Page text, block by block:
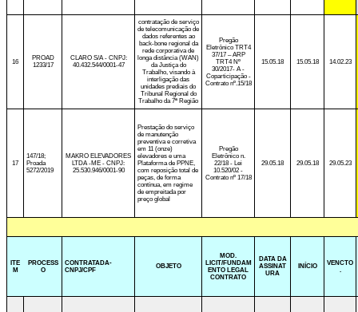
16
PROAD
1233/17
CLARO S/A - CNPJ:
40.432.544/0001-47
contratação de serviço
de telecomunicação de
dados referentes ao
back-bone regional da
rede corporativa de
longa distância (WAN)
da Justiça do
Trabalho, visando à
interligação das
unidades prediais do
Tribunal Regional do
Trabalho da 7ª Região
Pregão
Eletrônico TRT4
37/17 – ARP
TRT4 Nº
30/2017- A -
Coparticipação -
Contrato nº.15/18
15.05.18 15.05.18 14.02.23
17
147/18;
Proada
5272/2019
MAKRO ELEVADORES
LTDA -ME - CNPJ:
25.530.946/0001-90
Prestação do serviço
de manutenção
preventiva e corretiva
em 11 (onze)
elevadores e uma
Plataforma de PPNE,
com reposição total de
peças, de forma
contínua, em regime
de empreitada por
preço global
Pregão
Eletrônico n.
22/18 - Lei
10.520/02 -
Contrato nº 17/18
29.05.18 29.05.18 29.05.23
ITE
M
PROCESS
O
CONTRATADA-
CNPJ/CPF
OBJETO
MOD.
LICIT/FUNDAM
ENTO LEGAL
CONTRATO
DATA DA
ASSINAT
URA
INÍCIO
VENCTO
.